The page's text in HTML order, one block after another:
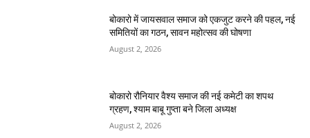
बोकारो में जायसवाल समाज को एकजुट करने की पहल, नई
समितियों का गठन, सावन महोत्सव की घोषणा
August 2, 2026
बोकारो रौनियार वैश्य समाज की नई कमेटी का शपथ
ग्रहण, श्याम बाबू गुप्ता बने जिला अध्यक्ष
August 2, 2026